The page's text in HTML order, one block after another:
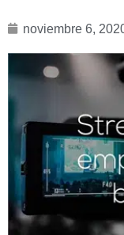
noviembre 6,